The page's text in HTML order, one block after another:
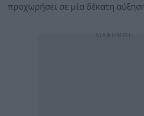
προχωρήσει σε μία δέκατη